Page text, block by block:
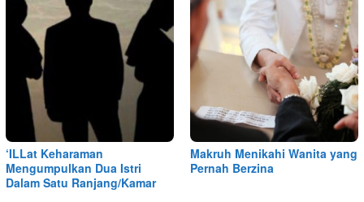
‘ILLat Keharaman
Mengumpulkan Dua Istri
Dalam Satu Ranjang/Kamar
Makruh Menikahi Wanita yang
Pernah Berzina